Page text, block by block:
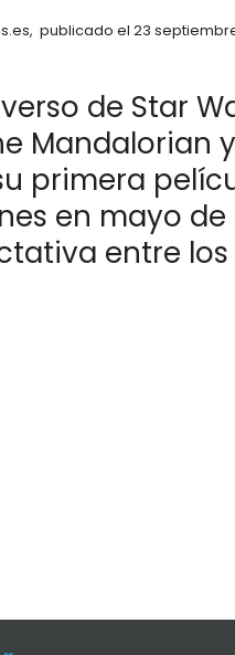
, publicado el 23
de Star
Mandalorian
primera
en mayo
entre